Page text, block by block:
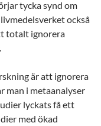
tycka synd om
också
totalt ignorera
är att ignorera
man i metaanalyser
lyckats få ett
med ökad